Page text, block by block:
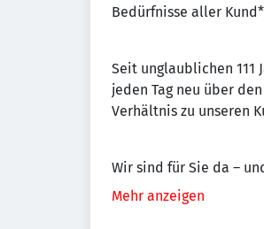
Bedürfnisse aller
Seit unglaublichen 111
jeden Tag neu über
Verhältnis zu unseren
Wir sind für Sie da –
Mehr anzeigen